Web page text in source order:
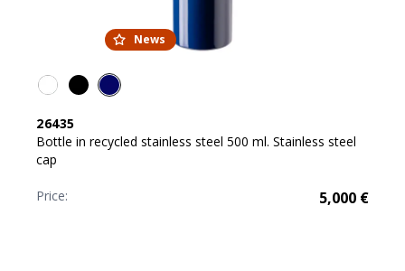
News
26435
Bottle in recycled stainless steel 500 ml. Stainless steel
cap
Price: 5,000 €